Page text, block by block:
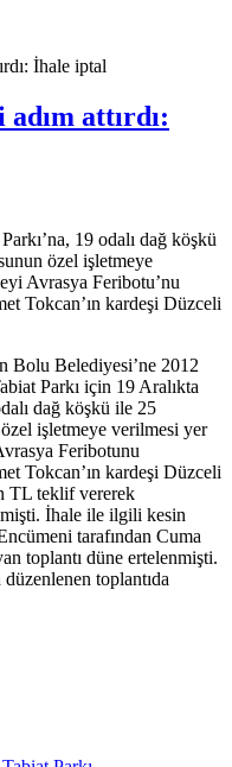
İhale iptal
attırdı:
19 odalı dağ köşkü
özel işletmeye
Avrasya Feribotu’nu
Tokcan’ın kardeşi Düzceli
Bolu Belediyesi’ne 2012
Parkı için 19 Aralıkta
dağ köşkü ile 25
işletmeye verilmesi yer
Feribotunu
Tokcan’ın kardeşi Düzceli
TL teklif vererek
İhale ile ilgili kesin
tarafından Cuma
toplantı düne ertelenmişti.
toplantıda